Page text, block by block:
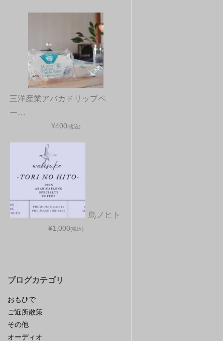
三洋産業アバカドリップペ
ー…
¥400(税込)
鳥ノヒト
¥1,000(税込)
ブログカテゴリ
おもひで
ご近所散策
その他
オーディオ